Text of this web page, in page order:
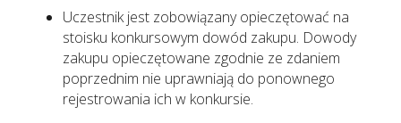
Uczestnik jest zobowiązany opieczętować na
stoisku konkursowym dowód zakupu. Dowody
zakupu opieczętowane zgodnie ze zdaniem
poprzednim nie uprawniają do ponownego
rejestrowania ich w konkursie.